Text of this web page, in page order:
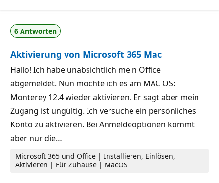
6 Antworten
Aktivierung von Microsoft 365 Mac
Hallo! Ich habe unabsichtlich mein Office
abgemeldet. Nun möchte ich es am MAC OS:
Monterey 12.4 wieder aktivieren. Er sagt aber mein
Zugang ist ungültig. Ich versuche ein persönliches
Konto zu aktivieren. Bei Anmeldeoptionen kommt
aber nur die…
Microsoft 365 und Office | Installieren, Einlösen,
Aktivieren | Für Zuhause | MacOS